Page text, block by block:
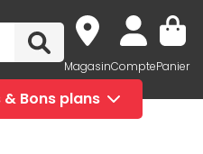
MagasinComptePanier
Bons plans